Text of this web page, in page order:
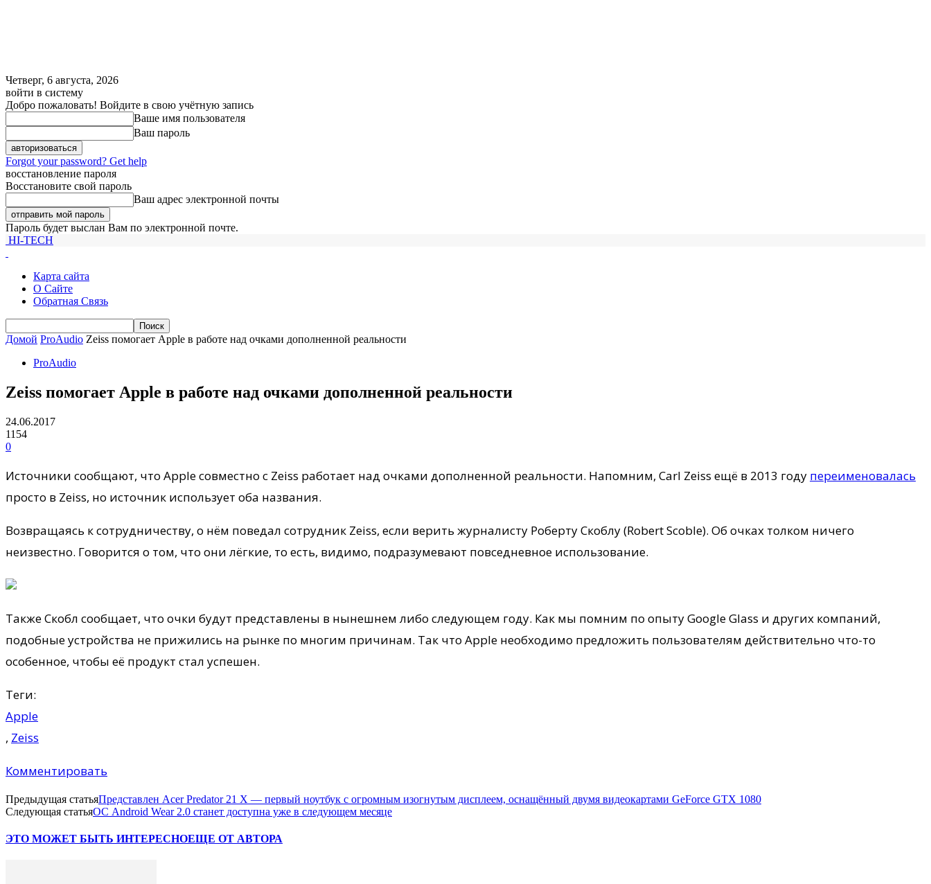
Четверг, 6 августа, 2026
войти в систему
Добро пожаловать! Войдите в свою учётную запись
Ваше имя пользователя
Ваш пароль
Forgot your password? Get help
восстановление пароля
Восстановите свой пароль
Ваш адрес электронной почты
Пароль будет выслан Вам по электронной почте.
HI-TECH
Карта сайта
О Сайте
Обратная Связь
Домой ProAudio Zeiss помогает Apple в работе над очками дополненной реальности
ProAudio
Zeiss помогает Apple в работе над очками дополненной реальности
24.06.2017
1154
0
Источники сообщают, что Apple совместно с Zeiss работает над очками дополненной реальности. Напомним, Carl Zeiss ещё в 2013 году переименовалась
просто в Zeiss, но источник использует оба названия.
Возвращаясь к сотрудничеству, о нём поведал сотрудник Zeiss, если верить журналисту Роберту Скоблу (Robert Scoble). Об очках толком ничего
неизвестно. Говорится о том, что они лёгкие, то есть, видимо, подразумевают повседневное использование.
Также Скобл сообщает, что очки будут представлены в нынешнем либо следующем году. Как мы помним по опыту Google Glass и других компаний,
подобные устройства не прижились на рынке по многим причинам. Так что Apple необходимо предложить пользователям действительно что-то
особенное, чтобы её продукт стал успешен.
Теги:
Apple
, Zeiss
Комментировать
Предыдущая статьяПредставлен Acer Predator 21 X — первый ноутбук с огромным изогнутым дисплеем, оснащённый двумя видеокартами GeForce GTX 1080
Следующая статьяОС Android Wear 2.0 станет доступна уже в следующем месяце
ЭТО МОЖЕТ БЫТЬ ИНТЕРЕСНОЕЩЕ ОТ АВТОРА